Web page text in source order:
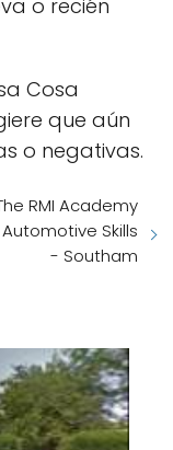
o recién
Cosa
que aún
o negativas.
RMI Academy
Skills
- Southam